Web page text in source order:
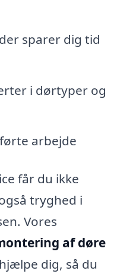
sparer dig tid
i dørtyper og
arbejde
får du ikke
tryghed i
Vores
af døre
dig, så du